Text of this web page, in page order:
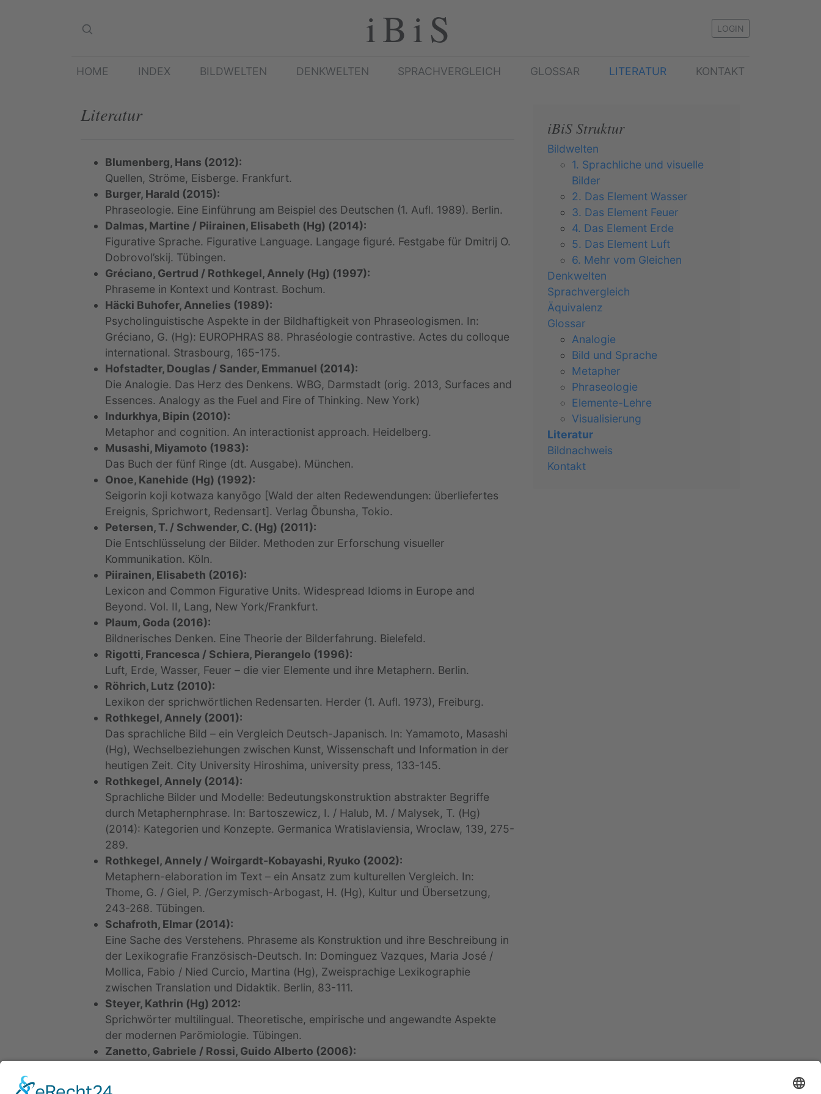
iBiS LOGIN
HOME INDEX BILDWELTEN DENKWELTEN SPRACHVERGLEICH GLOSSAR LITERATUR KONTAKT
Literatur
Blumenberg, Hans (2012):
Quellen, Ströme, Eisberge. Frankfurt.
Burger, Harald (2015):
Phraseologie. Eine Einführung am Beispiel des Deutschen (1. Aufl. 1989). Berlin.
Dalmas, Martine / Piirainen, Elisabeth (Hg) (2014):
Figurative Sprache. Figurative Language. Langage figuré. Festgabe für Dmitrij O.
Dobrovol’skij. Tübingen.
Gréciano, Gertrud / Rothkegel, Annely (Hg) (1997):
Phraseme in Kontext und Kontrast. Bochum.
Häcki Buhofer, Annelies (1989):
Psycholinguistische Aspekte in der Bildhaftigkeit von Phraseologismen. In:
Gréciano, G. (Hg): EUROPHRAS 88. Phraséologie contrastive. Actes du colloque
international. Strasbourg, 165-175.
Hofstadter, Douglas / Sander, Emmanuel (2014):
Die Analogie. Das Herz des Denkens. WBG, Darmstadt (orig. 2013, Surfaces and
Essences. Analogy as the Fuel and Fire of Thinking. New York)
Indurkhya, Bipin (2010):
Metaphor and cognition. An interactionist approach. Heidelberg.
Musashi, Miyamoto (1983):
Das Buch der fünf Ringe (dt. Ausgabe). München.
Onoe, Kanehide (Hg) (1992):
Seigorin koji kotwaza kanyōgo [Wald der alten Redewendungen: überliefertes
Ereignis, Sprichwort, Redensart]. Verlag Ōbunsha, Tokio.
Petersen, T. / Schwender, C. (Hg) (2011):
Die Entschlüsselung der Bilder. Methoden zur Erforschung visueller
Kommunikation. Köln.
Piirainen, Elisabeth (2016):
Lexicon and Common Figurative Units. Widespread Idioms in Europe and
Beyond. Vol. II, Lang, New York/Frankfurt.
Plaum, Goda (2016):
Bildnerisches Denken. Eine Theorie der Bilderfahrung. Bielefeld.
Rigotti, Francesca / Schiera, Pierangelo (1996):
Luft, Erde, Wasser, Feuer – die vier Elemente und ihre Metaphern. Berlin.
Röhrich, Lutz (2010):
Lexikon der sprichwörtlichen Redensarten. Herder (1. Aufl. 1973), Freiburg.
Rothkegel, Annely (2001):
Das sprachliche Bild – ein Vergleich Deutsch-Japanisch. In: Yamamoto, Masashi
(Hg), Wechselbeziehungen zwischen Kunst, Wissenschaft und Information in der
heutigen Zeit. City University Hiroshima, university press, 133-145.
Rothkegel, Annely (2014):
Sprachliche Bilder und Modelle: Bedeutungskonstruktion abstrakter Begriffe
durch Metaphernphrase. In: Bartoszewicz, I. / Halub, M. / Malysek, T. (Hg)
(2014): Kategorien und Konzepte. Germanica Wratislaviensia, Wroclaw, 139, 275-
289.
Rothkegel, Annely / Woirgardt-Kobayashi, Ryuko (2002):
Metaphern-elaboration im Text – ein Ansatz zum kulturellen Vergleich. In:
Thome, G. / Giel, P. /Gerzymisch-Arbogast, H. (Hg), Kultur und Übersetzung,
243-268. Tübingen.
Schafroth, Elmar (2014):
Eine Sache des Verstehens. Phraseme als Konstruktion und ihre Beschreibung in
der Lexikografie Französisch-Deutsch. In: Dominguez Vazques, Maria José /
Mollica, Fabio / Nied Curcio, Martina (Hg), Zweisprachige Lexikographie
zwischen Translation und Didaktik. Berlin, 83-111.
Steyer, Kathrin (Hg) 2012:
Sprichwörter multilingual. Theoretische, empirische und angewandte Aspekte
der modernen Parömiologie. Tübingen.
Zanetto, Gabriele / Rossi, Guido Alberto (2006):
iBiS Struktur
Bildwelten
1. Sprachliche und visuelle
Bilder
2. Das Element Wasser
3. Das Element Feuer
4. Das Element Erde
5. Das Element Luft
6. Mehr vom Gleichen
Denkwelten
Sprachvergleich
Äquivalenz
Glossar
Analogie
Bild und Sprache
Metapher
Phraseologie
Elemente-Lehre
Visualisierung
Literatur
Bildnachweis
Kontakt